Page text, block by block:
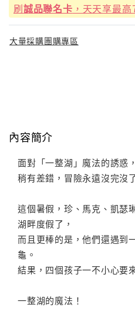
刷誠品聯名卡 ，天天享最
大量採購團購專區
內容簡介
面對「一整湖」魔法的誘惑
稍有差錯，冒險永遠沒完
這個暑假，珍、馬克、凱瑟
湖畔度假了，
而且更棒的是，他們還遇到
龜。
結果，四個孩子一不小心要
一整湖的魔法！